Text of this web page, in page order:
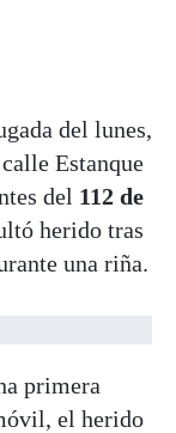
del lunes,
Estanque
del 112 de
herido tras
una riña.
primera
el herido